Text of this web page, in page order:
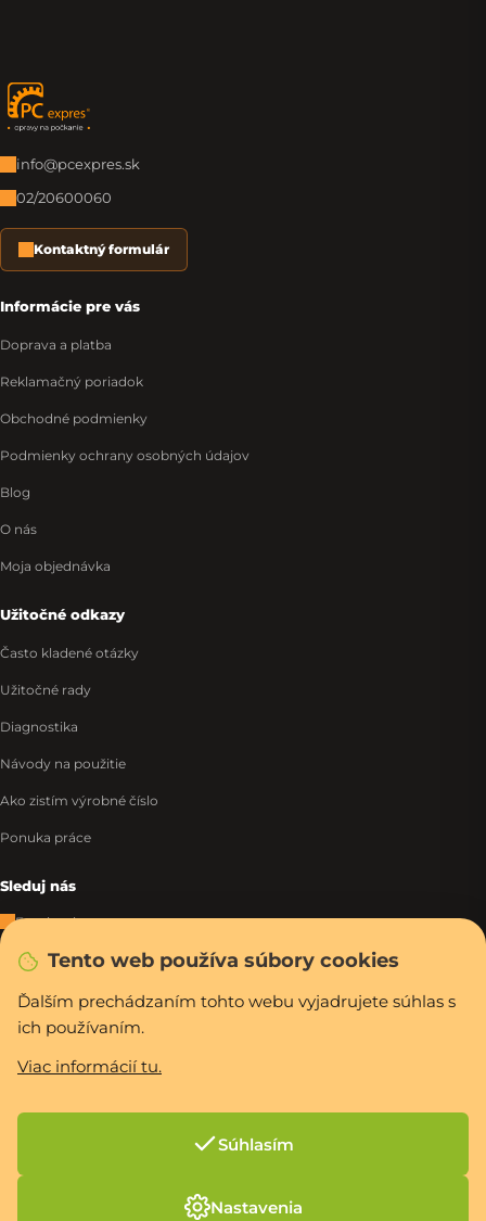
Tento web používa súbory cookies
Ďalším prechádzaním tohto webu vyjadrujete súhlas s
ich používaním.
Viac informácií tu.
Súhlasím
Nastavenia
Zápätie
info@pcexpres.sk
02/20600060
Kontaktný formulár
Informácie pre vás
Doprava a platba
Reklamačný poriadok
Obchodné podmienky
Podmienky ochrany osobných údajov
Blog
O nás
Moja objednávka
Užitočné odkazy
Často kladené otázky
Užitočné rady
Diagnostika
Návody na použitie
Ako zistím výrobné číslo
Ponuka práce
Sleduj nás
Facebook
Instagram
Tiktok
WhatsApp
PCexpres.sk. Všetky práva vyhradené.